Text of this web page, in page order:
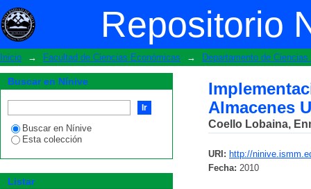
Repositorio
Implementación del sistema de costo
Inicio → Facultad de Ciencias Económicas → Departamento de
Almacenes
Coello Lobaina,
URI: http://
Fecha: 2010
Buscar en Nínive
Buscar en Nínive
Esta colección
Listar